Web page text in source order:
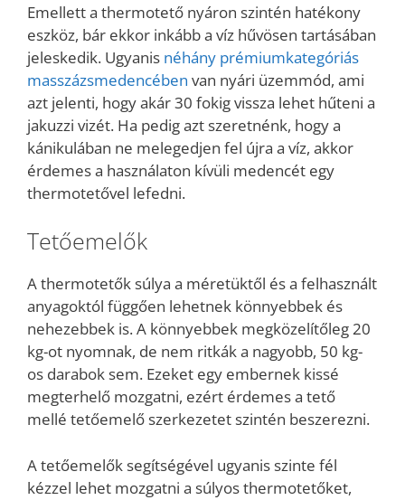
Emellett a thermotető nyáron szintén hatékony
eszköz, bár ekkor inkább a víz hűvösen tartásában
jeleskedik. Ugyanis néhány prémiumkategóriás
masszázsmedencében van nyári üzemmód, ami
azt jelenti, hogy akár 30 fokig vissza lehet hűteni a
jakuzzi vizét. Ha pedig azt szeretnénk, hogy a
kánikulában ne melegedjen fel újra a víz, akkor
érdemes a használaton kívüli medencét egy
thermotetővel lefedni.
Tetőemelők
A thermotetők súlya a méretüktől és a felhasznált
anyagoktól függően lehetnek könnyebbek és
nehezebbek is. A könnyebbek megközelítőleg 20
kg-ot nyomnak, de nem ritkák a nagyobb, 50 kg-
os darabok sem. Ezeket egy embernek kissé
megterhelő mozgatni, ezért érdemes a tető
mellé tetőemelő szerkezetet szintén beszerezni.
A tetőemelők segítségével ugyanis szinte fél
kézzel lehet mozgatni a súlyos thermotetőket,